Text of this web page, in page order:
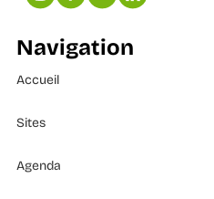
Navigation
Accueil
Sites
Agenda